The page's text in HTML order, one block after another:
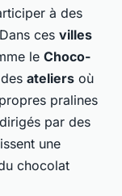
à des
ces villes
le Choco-
ateliers où
pralines
par des
une
chocolat